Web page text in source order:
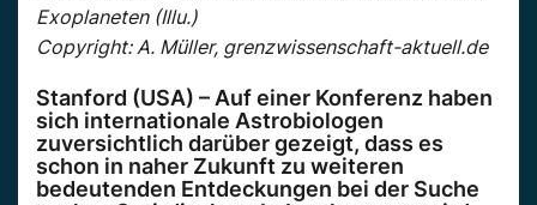
Exoplaneten (Illu.)
Copyright: A. Müller, grenzwissenschaft-aktuell.de
Stanford (USA) – Auf einer Konferenz haben
sich internationale Astrobiologen
zuversichtlich darüber gezeigt, dass es
schon in naher Zukunft zu weiteren
bedeutenden Entdeckungen bei der Suche